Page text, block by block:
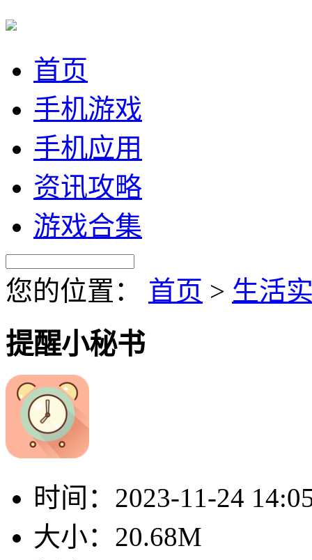
首页
手机游戏
手机应用
资讯攻略
游戏合集
您的位置： 首页 > 生活
提醒小秘书
时间： 2023-11-24
大小： 20.68M